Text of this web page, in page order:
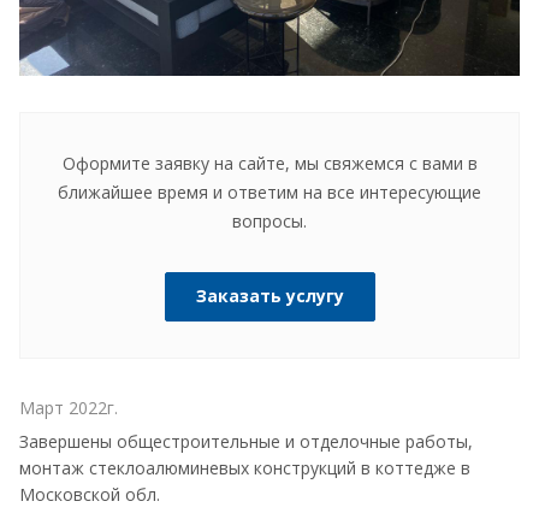
Оформите заявку на сайте, мы свяжемся с вами в
ближайшее время и ответим на все интересующие
вопросы.
Заказать услугу
Март 2022г.
Завершены общестроительные и отделочные работы,
монтаж стеклоалюминевых конструкций в коттедже в
Московской обл.